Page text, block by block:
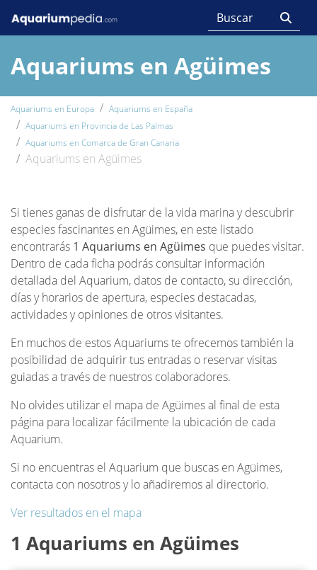
Aquariums en Agüimes
Aquariums en Europa
Aquariums en España
Aquariums en Provincia de Las Palmas
Aquariums en Comarca de Gran Canaria
Aquariums en Agüimes
Si tienes ganas de disfrutar de la vida marina y descubrir
especies fascinantes en Agüimes, en este listado
encontrarás 1 Aquariums en Agüimes que puedes visitar.
Dentro de cada ficha podrás consultar información
detallada del Aquarium, datos de contacto, su dirección,
días y horarios de apertura, especies destacadas,
actividades y opiniones de otros visitantes.
En muchos de estos Aquariums te ofrecemos también la
posibilidad de adquirir tus entradas o reservar visitas
guiadas a través de nuestros colaboradores.
No olvides utilizar el mapa de Agüimes al final de esta
página para localizar fácilmente la ubicación de cada
Aquarium.
Si no encuentras el Aquarium que buscas en Agüimes,
contacta con nosotros y lo añadiremos al directorio.
Ver resultados en el mapa
1 Aquariums en Agüimes